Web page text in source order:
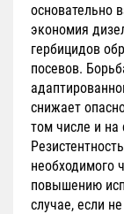
основательно
экономия
гербицидов
посевов.
снижает
том числе и
необходимого
повышению
случае, если